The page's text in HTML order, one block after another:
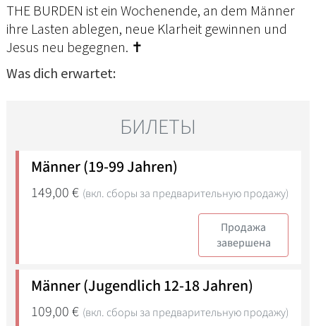
THE BURDEN ist ein Wochenende, an dem Männer
ihre Lasten ablegen, neue Klarheit gewinnen und
Jesus neu begegnen. ✝️
Was dich erwartet: